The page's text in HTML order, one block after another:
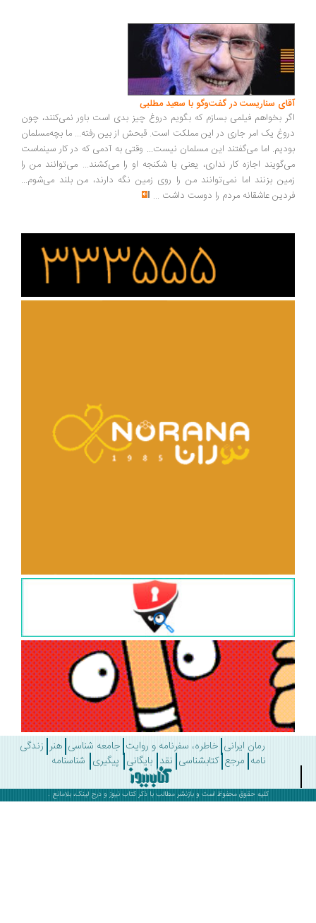
سناریست در گفت‌وگو با سعید مطلبی
بخواهم فیلمی بسازم که بگویم دروغ چیز بدی است باور نمی‌کنند، چون
یک امر جاری در این مملکت است. قبحش از بین رفته... ما بچه‌مسلمان
اما می‌گفتند این مسلمان نیست... وقتی به آدمی که در کار سینماست
اجازه کار نداری، یعنی با شکنجه او را می‌کشند... می‌توانند من را
بزنند اما نمی‌توانند من را روی زمین نگه دارند، من بلند می‌شوم...
عاشقانه مردم را دوست داشت ...
رمان ایرانی خاطره، سفرنامه و روایت جامعه شناسی هنر زندگی
مرجع کتابشناسی نقد بایگانی پیگیری شناسنامه
کلیه حقوق محفوظ است و بازنشر مطالب با ذکرکتاب نیوز و درج لینک، بلامانع .